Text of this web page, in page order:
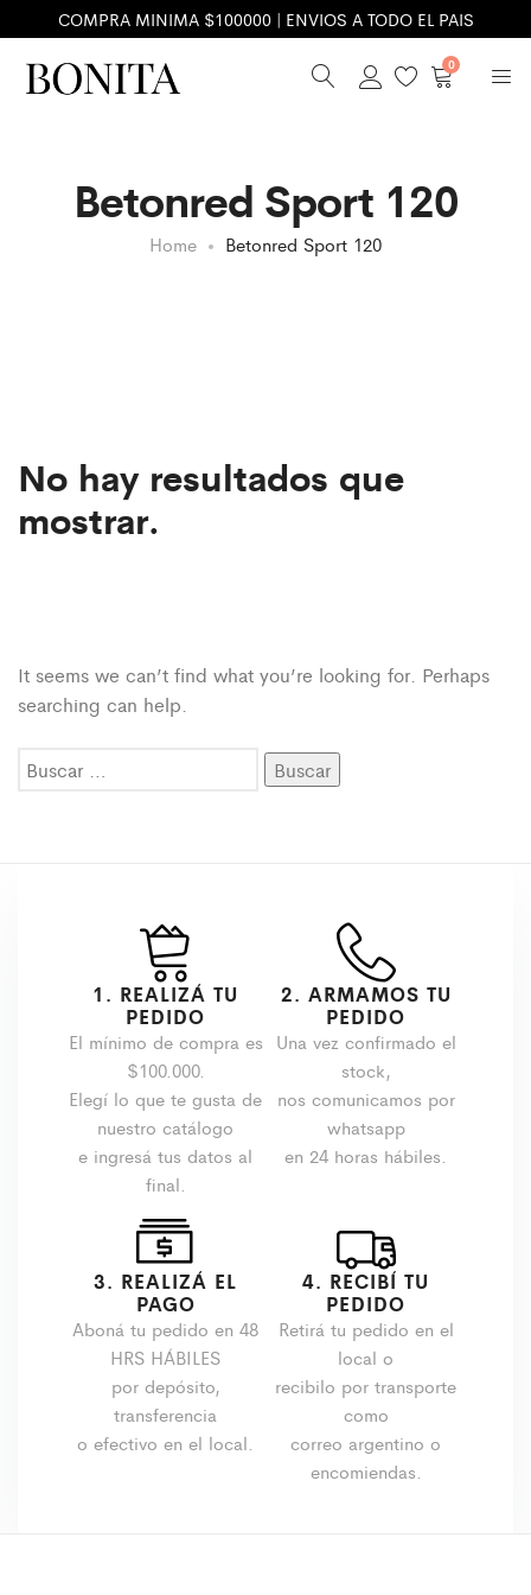
COMPRA MINIMA $100000 | ENVIOS A TODO EL PAIS
0
Betonred Sport 120
Home Betonred Sport 120
No hay resultados que
mostrar.
It seems we can’t find what you’re looking for. Perhaps
searching can help.
Buscar:
1. REALIZÁ TU
PEDIDO
El mínimo de compra es
$100.000.
Elegí lo que te gusta de
nuestro catálogo
e ingresá tus datos al
final.
2. ARMAMOS TU
PEDIDO
Una vez confirmado el
stock,
nos comunicamos por
whatsapp
en 24 horas hábiles.
3. REALIZÁ EL
PAGO
Aboná tu pedido en 48
HRS HÁBILES
por depósito,
transferencia
o efectivo en el local.
4. RECIBÍ TU
PEDIDO
Retirá tu pedido en el
local o
recibilo por transporte
como
correo argentino o
encomiendas.